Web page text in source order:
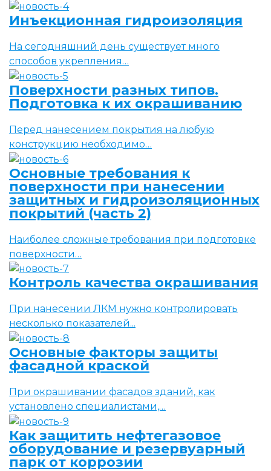
Инъекционная гидроизоляция
На сегодняшний день существует много
способов укрепления…
Поверхности разных типов.
Подготовка к их окрашиванию
Перед нанесением покрытия на любую
конструкцию необходимо…
Основные требования к
поверхности при нанесении
защитных и гидроизоляционных
покрытий (часть 2)
Наиболее сложные требования при подготовке
поверхности…
Контроль качества окрашивания
При нанесении ЛКМ нужно контролировать
несколько показателей...
Основные факторы защиты
фасадной краской
При окрашивании фасадов зданий, как
установлено специалистами,…
Как защитить нефтегазовое
оборудование и резервуарный
парк от коррозии